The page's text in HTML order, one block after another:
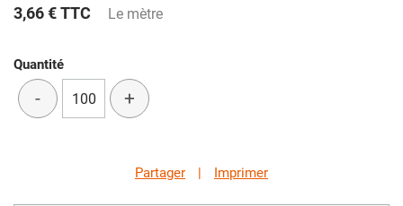
3,66 €TTC Le mètre
Quantité
- +
Partager | Imprimer